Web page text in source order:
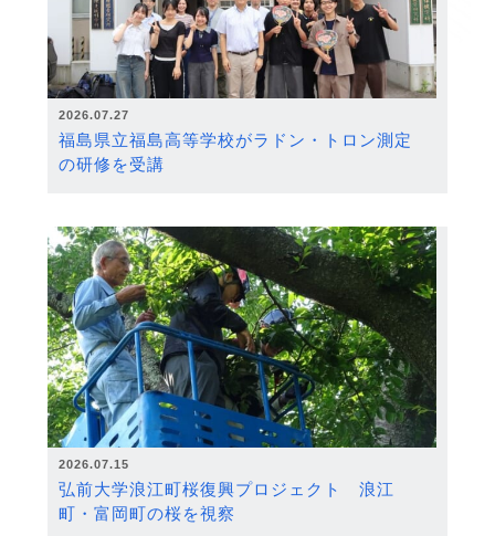
2026.07.27
福島県立福島高等学校がラドン・トロン測定
の研修を受講
2026.07.15
弘前大学浪江町桜復興プロジェクト 浪江
町・富岡町の桜を視察